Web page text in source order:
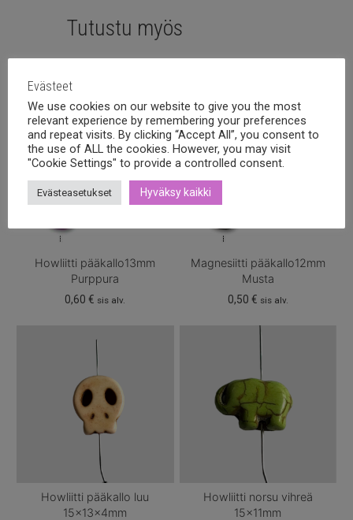
Tutustu myös
Howliitti pääkallo13mm
Purppura
0,60€ sis alv.
Magnesiitti pääkallo12mm
Musta
0,50 € sis alv.
Howliitti pääkallo luu
15x13x4mm
Howliitti norsu vihreä
15x11mm
Evästeet
We use cookies on our website to give you the most
relevant experience by remembering your preferences
and repeat visits. By clicking “Accept All”, you consent to
the use of ALL the cookies. However, you may visit
"Cookie Settings" to provide a controlled consent.
Evästeasetukset Hyväksy kaikki